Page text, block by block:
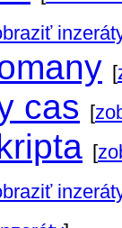
[
cas [
[